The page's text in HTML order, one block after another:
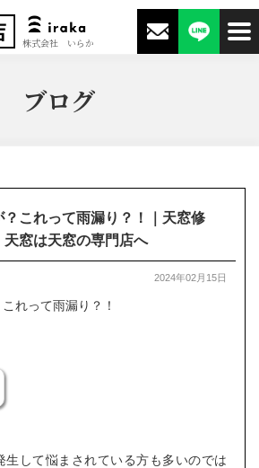
株式会社 いらか
ブログ
？これって雨漏り？！｜天窓修
窓は天窓の専門店へ
2024年02月15日
れって雨漏り？！
生して悩まされている方も多いのでは